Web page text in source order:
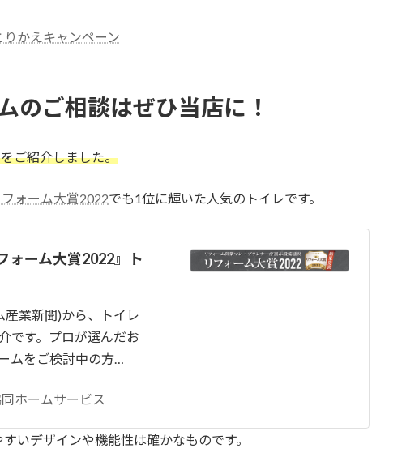
かえキャンペーン
のご相談はぜひ当店に！
ご紹介しました。
ォーム大賞2022でも1位に輝いた人気のトイレです。
ォーム大賞2022』ト
産業新聞)から、トイレ
です。プロが選んだお
ムをご検討中の方…
ホームサービス
いデザインや機能性は確かなものです。